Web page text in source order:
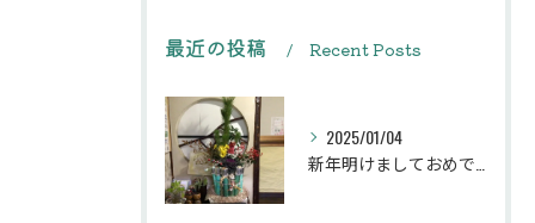
最近の投稿 Recent Posts
2025/01/04